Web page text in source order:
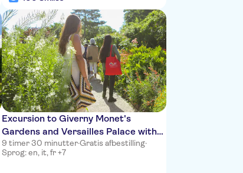
Excursion to Giverny Monet's
Gardens and Versailles Palace with
audio guide and lunch
9 timer 30 minutter·Gratis afbestilling·
Sprog: en, it, fr +7